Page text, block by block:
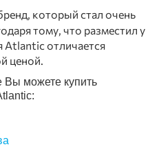
который стал очень
тому, что разместил у
Atlantic отличается
ценой.
Вы можете купить